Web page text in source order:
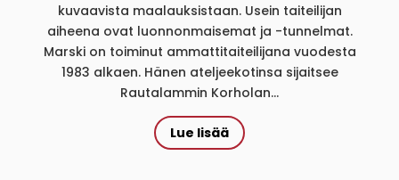
kuvaavista maalauksistaan. Usein taiteilijan
aiheena ovat luonnonmaisemat ja -tunnelmat.
Marski on toiminut ammattitaiteilijana vuodesta
1983 alkaen. Hänen ateljeekotinsa sijaitsee
Rautalammin Korholan...
Lue lisää